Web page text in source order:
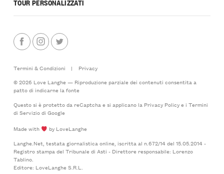
Termini & Condizioni |
Privacy
© 2026 Love Langhe — Riproduzione parziale dei contenuti consentita a
patto di indicarne la fonte
Questo si è protetto da reCaptcha e si applicano la Privacy Policye i Termini
di Serviziodi Google
Made with
by LoveLanghe
Langhe.Net, testata giornalistica online, iscritta al n.672/14 del 15.05.2014 -
Registro stampa del Tribunale di Asti - Direttore responsabile: Lorenzo
Tablino.
Editore: LoveLanghe S.R.L.